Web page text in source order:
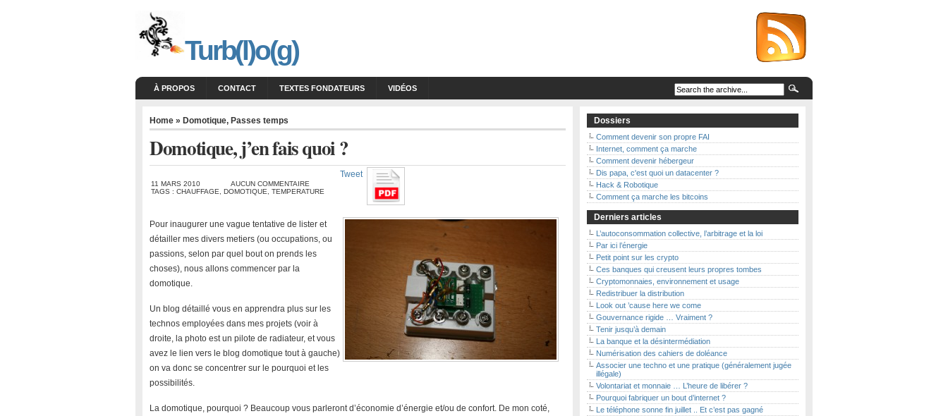
Turb(l)o(g)
À PROPOS CONTACT TEXTES FONDATEURS VIDÉOS
Home » Domotique, Passes temps
Domotique, j’en fais quoi ?
11 MARS 2010
AUCUN COMMENTAIRE
TAGS : CHAUFFAGE DOMOTIQUE TEMPERATURE
Tweet
Pour inaugurer une vague tentative de lister et
détailler mes divers metiers (ou occupations, ou
passions, selon par quel bout on prends les
choses), nous allons commencer par la
domotique.
Un blog détaillé vous en apprendra plus sur les
technos employées dans mes projets (voir à
droite, la photo est un pilote de radiateur, et vous
avez le lien vers le blog domotique tout à gauche)
on va donc se concentrer sur le pourquoi et les
possibilités.
La domotique, pourquoi ? Beaucoup vous parleront d’économie d’énergie et/ou de confort. De mon coté,
Dossiers
Comment devenir son propre FAI
Internet, comment ça marche
Comment devenir hébergeur
Dis papa, c'est quoi un datacenter ?
Hack & Robotique
Comment ça marche les bitcoins
Derniers articles
L’autoconsommation collective, l’arbitrage et la loi
Par ici l’énergie
Petit point sur les crypto
Ces banques qui creusent leurs propres tombes
Cryptomonnaies, environnement et usage
Redistribuer la distribution
Look out ’cause here we come
Gouvernance rigide … Vraiment ?
Tenir jusqu’à demain
La banque et la désintermédiation
Numérisation des cahiers de doléance
Associer une techno et une pratique (généralement jugée
illégale)
Volontariat et monnaie … L’heure de libérer ?
Pourquoi fabriquer un bout d’internet ?
Le téléphone sonne fin juillet .. Et c’est pas gagné